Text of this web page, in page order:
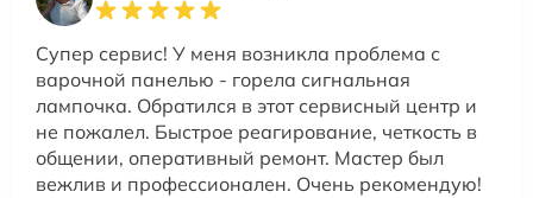
Супер сервис! У меня возникла проблема с
варочной панелью - горела сигнальная
лампочка. Обратился в этот сервисный центр и
не пожалел. Быстрое реагирование, четкость в
общении, оперативный ремонт. Мастер был
вежлив и профессионален. Очень рекомендую!